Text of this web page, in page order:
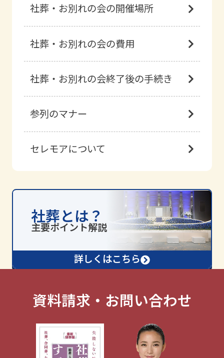
社葬・お別れの会の開催場所
社葬・お別れの会の費用
社葬・お別れの会終了後の手続き
参列のマナー
セレモアについて
社葬とは？
詳しくはこちら
資料請求・お問い合わせ